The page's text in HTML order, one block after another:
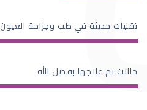
تقنيات حديثة في طب وجراحة العيون
حالات تم علاجها بفضل الله